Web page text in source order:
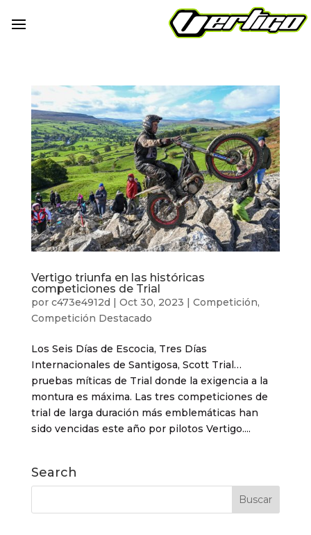
Vertigo triunfa en las históricas
competiciones de Trial
por c473e4912d | Oct 30, 2023 | Competición,
Competición Destacado
Los Seis Días de Escocia, Tres Días
Internacionales de Santigosa, Scott Trial…
pruebas míticas de Trial donde la exigencia a la
montura es máxima. Las tres competiciones de
trial de larga duración más emblemáticas han
sido vencidas este año por pilotos Vertigo....
Search